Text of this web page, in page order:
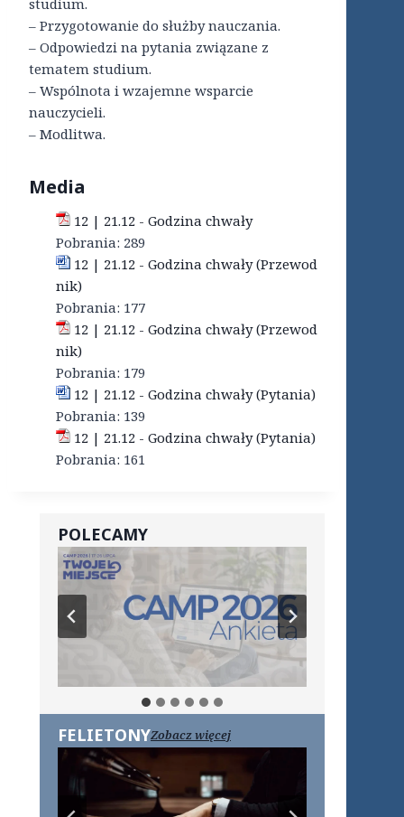
– Przygotowanie do służby nauczania.
– Odpowiedzi na pytania związane z
tematem studium.
– Wspólnota i wzajemne wsparcie
nauczycieli.
– Modlitwa.
Media
12 | 21.12 - Godzina chwały
Pobrania: 289
12 | 21.12 - Godzina chwały (Przewod
nik)
Pobrania: 177
12 | 21.12 - Godzina chwały (Przewod
nik)
Pobrania: 179
12 | 21.12 - Godzina chwały (Pytania)
Pobrania: 139
12 | 21.12 - Godzina chwały (Pytania)
Pobrania: 161
POLECAMY
FELIETONYZobacz więcej